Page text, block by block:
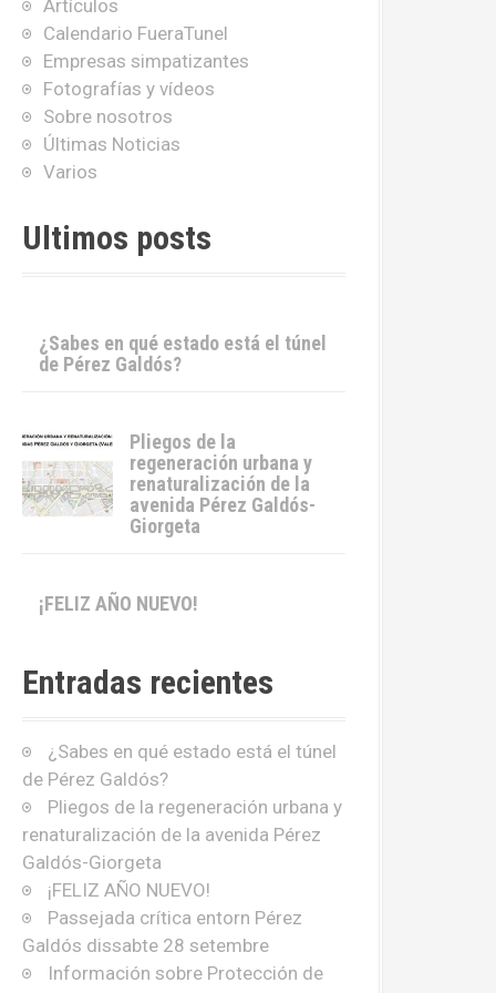
Artículos
Calendario FueraTunel
Empresas simpatizantes
Fotografías y vídeos
Sobre nosotros
Últimas Noticias
Varios
Ultimos posts
¿Sabes en qué estado está el túnel
de Pérez Galdós?
Pliegos de la
regeneración urbana y
renaturalización de la
avenida Pérez Galdós-
Giorgeta
¡FELIZ AÑO NUEVO!
Entradas recientes
¿Sabes en qué estado está el túnel
de Pérez Galdós?
Pliegos de la regeneración urbana y
renaturalización de la avenida Pérez
Galdós-Giorgeta
¡FELIZ AÑO NUEVO!
Passejada crítica entorn Pérez
Galdós dissabte 28 setembre
Información sobre Protección de